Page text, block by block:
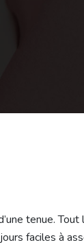
tenue.
faciles à